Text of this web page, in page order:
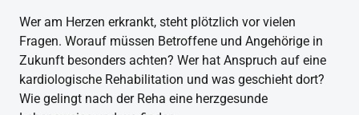
Wer am Herzen erkrankt, steht plötzlich vor vielen
Fragen. Worauf müssen Betroffene und Angehörige in
Zukunft besonders achten? Wer hat Anspruch auf eine
kardiologische Rehabilitation und was geschieht dort?
Wie gelingt nach der Reha eine herzgesunde